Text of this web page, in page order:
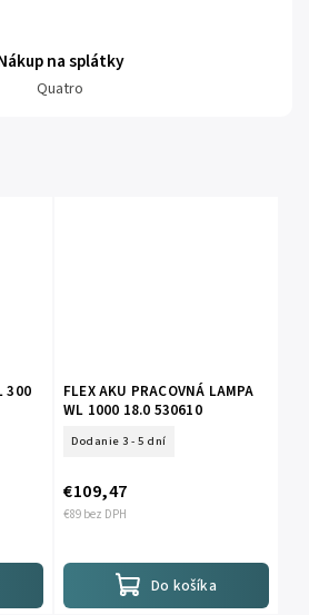
na splátky
Quatro
300
FLEX AKU PRACOVNÁ LAMPA
WL 1000 18.0 530610
Dodanie 3 - 5 dní
€89 bez DPH
€109,47
Do košíka